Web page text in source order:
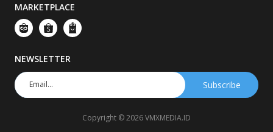
MARKETPLACE
NEWSLETTER
Copyright © 2026 VMXMEDIA.ID